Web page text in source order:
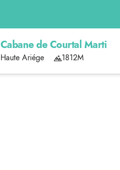
Cabane de Courtal Marti
Haute Ariége 1812M